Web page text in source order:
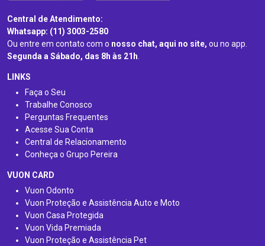
Central de Atendimento:
Whatsapp: (11) 3003-2580
Ou entre em contato com o nosso chat, aqui no site, ou no app.
Segunda a Sábado, das 8h às 21h.
LINKS
Faça o Seu
Trabalhe Conosco
Perguntas Frequentes
Acesse Sua Conta
Central de Relacionamento
Conheça o Grupo Pereira
VUON CARD
Vuon Odonto
Vuon Proteção e Assistência Auto e Moto
Vuon Casa Protegida
Vuon Vida Premiada
Vuon Proteção e Assistência Pet